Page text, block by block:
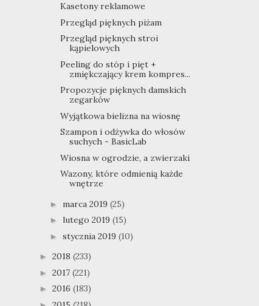
Kasetony reklamowe
Przegląd pięknych piżam
Przegląd pięknych stroi
kąpielowych
Peeling do stóp i pięt +
zmiękczający krem kompres...
Propozycje pięknych damskich
zegarków
Wyjątkowa bielizna na wiosnę
Szampon i odżywka do włosów
suchych - BasicLab
Wiosna w ogrodzie, a zwierzaki
Wazony, które odmienią każde
wnętrze
► marca 2019 (25)
► lutego 2019 (15)
► stycznia 2019 (10)
► 2018 (233)
► 2017 (221)
► 2016 (183)